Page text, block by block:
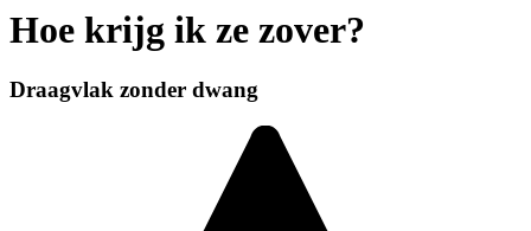
Hoe krijg ik ze zover?
Draagvlak zonder dwang